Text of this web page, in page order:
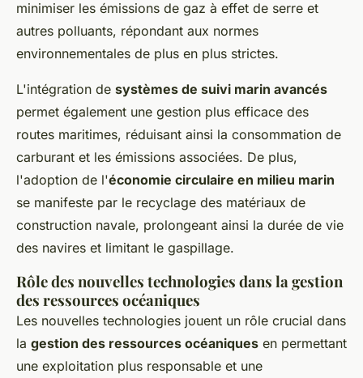
minimiser les émissions de gaz à effet de serre et
autres polluants, répondant aux normes
environnementales de plus en plus strictes.
L'intégration de systèmes de suivi marin avancés
permet également une gestion plus efficace des
routes maritimes, réduisant ainsi la consommation de
carburant et les émissions associées. De plus,
l'adoption de l'économie circulaire en milieu marin
se manifeste par le recyclage des matériaux de
construction navale, prolongeant ainsi la durée de vie
des navires et limitant le gaspillage.
Rôle des nouvelles technologies dans la gestion
des ressources océaniques
Les nouvelles technologies jouent un rôle crucial dans
la gestion des ressources océaniques en permettant
une exploitation plus responsable et une